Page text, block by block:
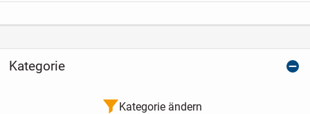
Kategorie
Kategorie ändern